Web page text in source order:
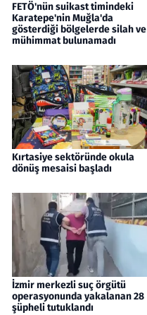
FETÖ'nün suikast timindeki
Karatepe'nin Muğla'da
gösterdiği bölgelerde silah ve
mühimmat bulunamadı
Kırtasiye sektöründe okula
dönüş mesaisi başladı
İzmir merkezli suç örgütü
operasyonunda yakalanan 28
şüpheli tutuklandı